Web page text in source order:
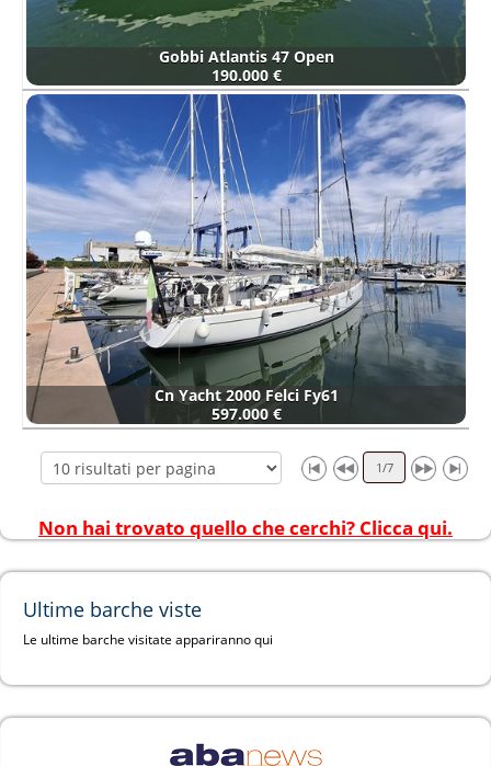
Gobbi Atlantis 47 Open
190.000 €
Cn Yacht 2000 Felci Fy61
597.000 €
Non hai trovato quello che cerchi? Clicca qui.
Ultime barche viste
Le ultime barche visitate appariranno qui